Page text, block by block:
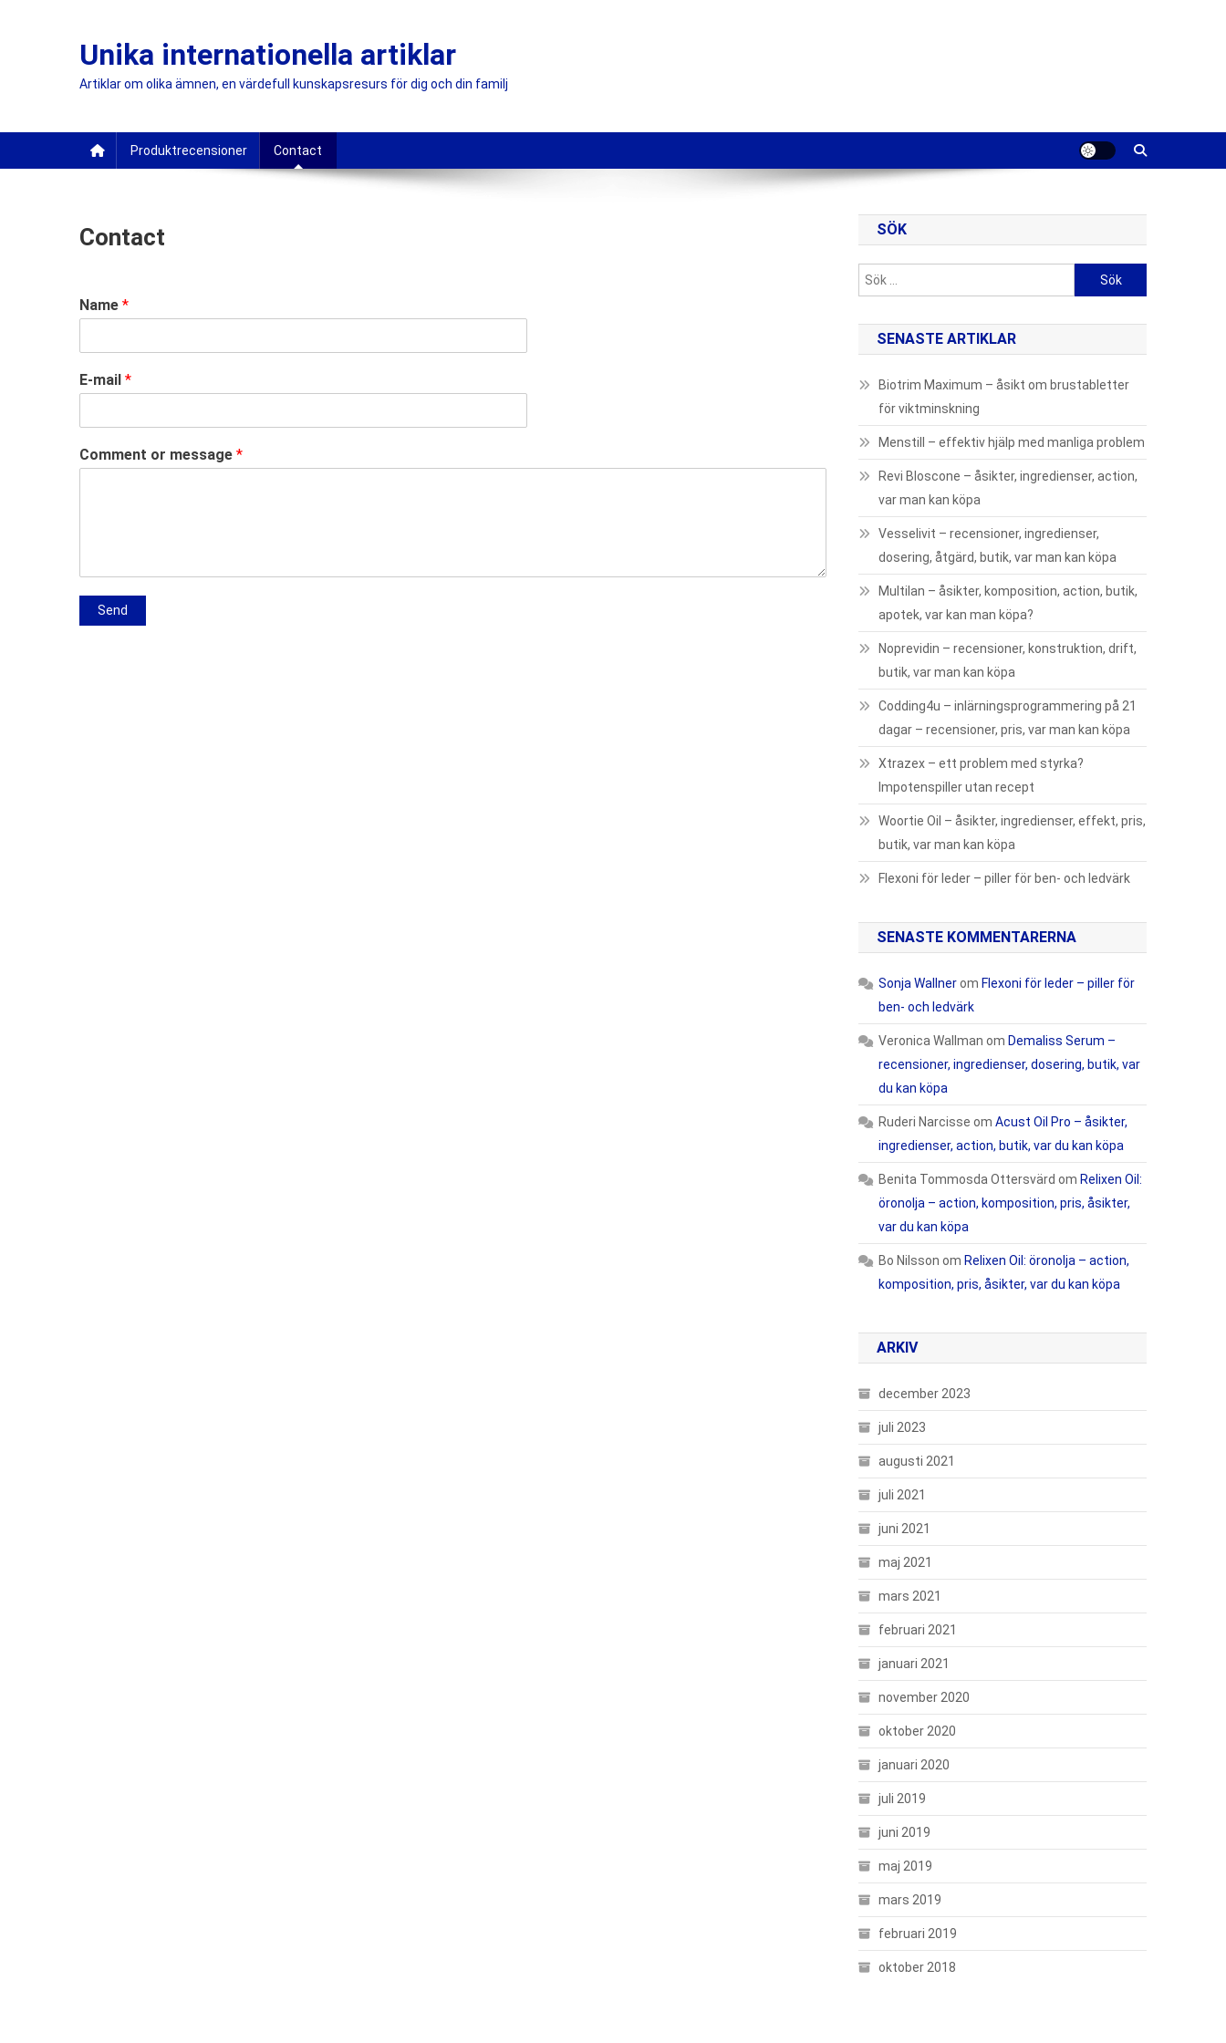
Unika internationella artiklar
Artiklar om olika ämnen, en värdefull kunskapsresurs för dig och din familj
Produktrecensioner Contact
Contact
Name *
E-mail *
Comment or message *
Send
SÖK
efter:
SENASTE ARTIKLAR
Biotrim Maximum – åsikt om brustabletter
för viktminskning
Menstill – effektiv hjälp med manliga problem
Revi Bloscone – åsikter, ingredienser, action,
var man kan köpa
Vesselivit – recensioner, ingredienser,
dosering, åtgärd, butik, var man kan köpa
Multilan – åsikter, komposition, action, butik,
apotek, var kan man köpa?
Noprevidin – recensioner, konstruktion, drift,
butik, var man kan köpa
Codding4u – inlärningsprogrammering på 21
dagar – recensioner, pris, var man kan köpa
Xtrazex – ett problem med styrka?
Impotenspiller utan recept
Woortie Oil – åsikter, ingredienser, effekt, pris,
butik, var man kan köpa
Flexoni för leder – piller för ben- och ledvärk
SENASTE KOMMENTARERNA
Sonja Wallnerom Flexoni för leder – piller för
ben- och ledvärk
Veronica Wallman om Demaliss Serum –
recensioner, ingredienser, dosering, butik, var
du kan köpa
Ruderi Narcisse omAcust Oil Pro – åsikter,
ingredienser, action, butik, var du kan köpa
Benita Tommosda Ottersvärd om Relixen Oil:
öronolja – action, komposition, pris, åsikter,
var du kan köpa
Bo Nilsson om Relixen Oil: öronolja – action,
komposition, pris, åsikter, var du kan köpa
ARKIV
december 2023
juli 2023
augusti 2021
juli 2021
juni 2021
maj 2021
mars 2021
februari 2021
januari 2021
november 2020
oktober 2020
januari 2020
juli 2019
juni 2019
maj 2019
mars 2019
februari 2019
oktober 2018